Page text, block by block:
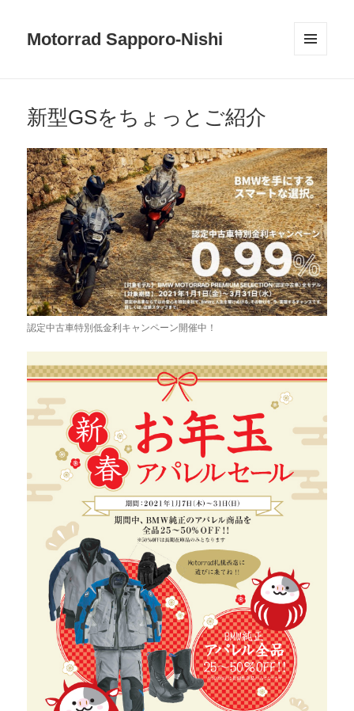
Motorrad Sapporo-Nishi
新型GSをちょっとご紹介
認定中古車特別低金利キャンペーン開催中！